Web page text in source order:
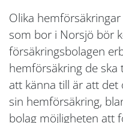
Olika
som bor i Norsjö bör
försäkringsbolagen
hemförsäkring de
att känna till är att
sin hemförsäkring,
bolag möjligheten att